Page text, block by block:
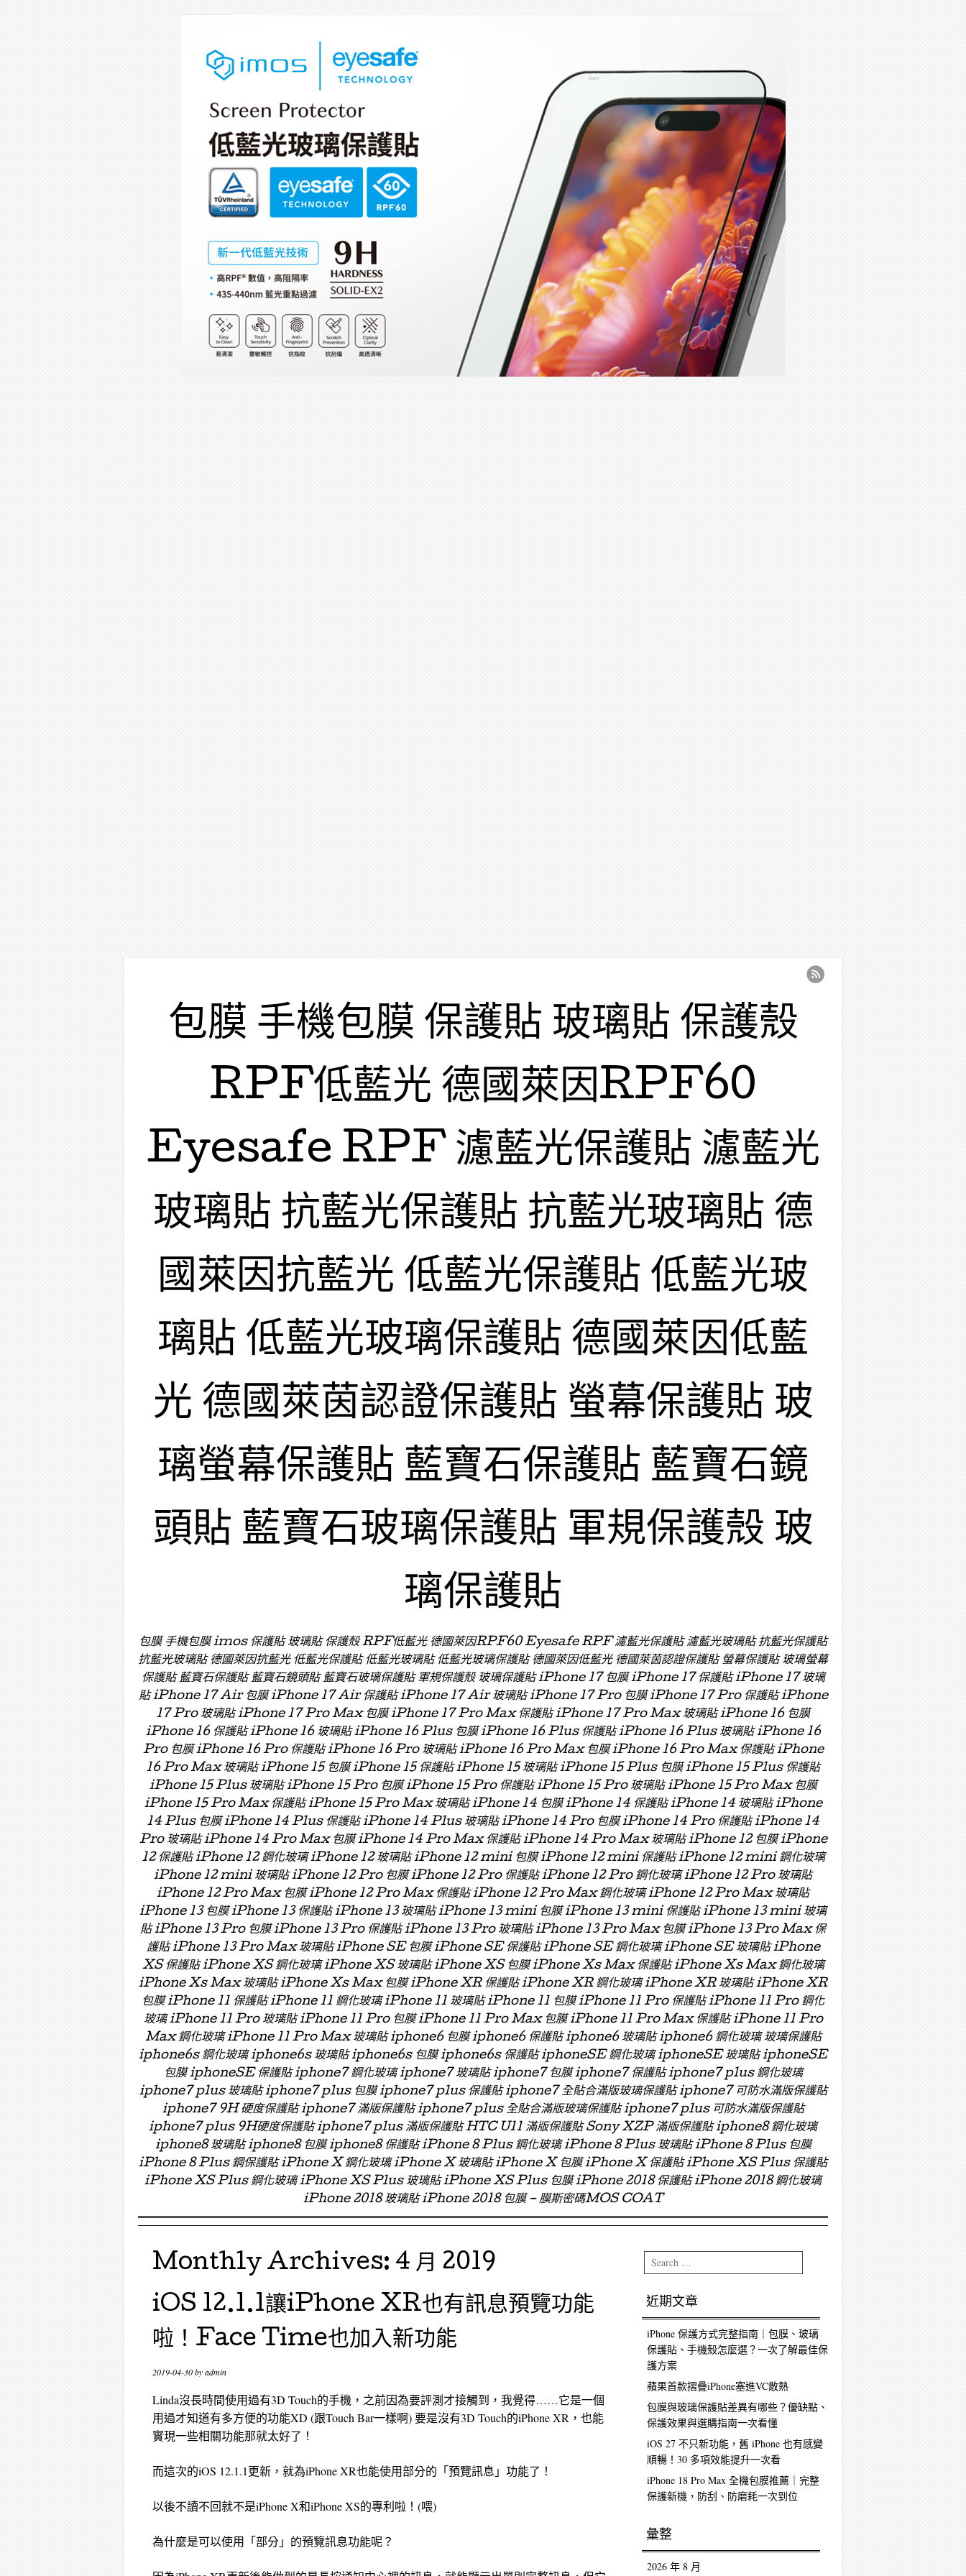
包膜 手機包膜 保護貼 玻璃貼 保護殼
RPF低藍光 德國萊因RPF60
Eyesafe RPF 濾藍光保護貼 濾藍光
玻璃貼 抗藍光保護貼 抗藍光玻璃貼 德
國萊因抗藍光 低藍光保護貼 低藍光玻
璃貼 低藍光玻璃保護貼 德國萊因低藍
光 德國萊茵認證保護貼 螢幕保護貼 玻
璃螢幕保護貼 藍寶石保護貼 藍寶石鏡
頭貼 藍寶石玻璃保護貼 軍規保護殼 玻
璃保護貼
包膜 手機包膜 imos 保護貼 玻璃貼 保護殼 RPF低藍光 德國萊因RPF60 Eyesafe RPF 濾藍光保護貼 濾藍光玻璃貼 抗藍光保護貼
抗藍光玻璃貼 德國萊因抗藍光 低藍光保護貼 低藍光玻璃貼 低藍光玻璃保護貼 德國萊因低藍光 德國萊茵認證保護貼 螢幕保護貼 玻璃螢幕
保護貼 藍寶石保護貼 藍寶石鏡頭貼 藍寶石玻璃保護貼 軍規保護殼 玻璃保護貼 iPhone 17 包膜 iPhone 17 保護貼 iPhone 17 玻璃
貼 iPhone 17 Air 包膜 iPhone 17 Air 保護貼 iPhone 17 Air 玻璃貼 iPhone 17 Pro 包膜 iPhone 17 Pro 保護貼 iPhone
17 Pro 玻璃貼 iPhone 17 Pro Max 包膜 iPhone 17 Pro Max 保護貼 iPhone 17 Pro Max 玻璃貼 iPhone 16 包膜
iPhone 16 保護貼 iPhone 16 玻璃貼 iPhone 16 Plus 包膜 iPhone 16 Plus 保護貼 iPhone 16 Plus 玻璃貼 iPhone 16
Pro 包膜 iPhone 16 Pro 保護貼 iPhone 16 Pro 玻璃貼 iPhone 16 Pro Max 包膜 iPhone 16 Pro Max 保護貼 iPhone
16 Pro Max 玻璃貼 iPhone 15 包膜 iPhone 15 保護貼 iPhone 15 玻璃貼 iPhone 15 Plus 包膜 iPhone 15 Plus 保護貼
iPhone 15 Plus 玻璃貼 iPhone 15 Pro 包膜 iPhone 15 Pro 保護貼 iPhone 15 Pro 玻璃貼 iPhone 15 Pro Max 包膜
iPhone 15 Pro Max 保護貼 iPhone 15 Pro Max 玻璃貼 iPhone 14 包膜 iPhone 14 保護貼 iPhone 14 玻璃貼 iPhone
14 Plus 包膜 iPhone 14 Plus 保護貼 iPhone 14 Plus 玻璃貼 iPhone 14 Pro 包膜 iPhone 14 Pro 保護貼 iPhone 14
Pro 玻璃貼 iPhone 14 Pro Max 包膜 iPhone 14 Pro Max 保護貼 iPhone 14 Pro Max 玻璃貼 iPhone 12 包膜 iPhone
12 保護貼 iPhone 12 鋼化玻璃 iPhone 12 玻璃貼 iPhone 12 mini 包膜 iPhone 12 mini 保護貼 iPhone 12 mini 鋼化玻璃
iPhone 12 mini 玻璃貼 iPhone 12 Pro 包膜 iPhone 12 Pro 保護貼 iPhone 12 Pro 鋼化玻璃 iPhone 12 Pro 玻璃貼
iPhone 12 Pro Max 包膜 iPhone 12 Pro Max 保護貼 iPhone 12 Pro Max 鋼化玻璃 iPhone 12 Pro Max 玻璃貼
iPhone 13 包膜 iPhone 13 保護貼 iPhone 13 玻璃貼 iPhone 13 mini 包膜 iPhone 13 mini 保護貼 iPhone 13 mini 玻璃
貼 iPhone 13 Pro 包膜 iPhone 13 Pro 保護貼 iPhone 13 Pro 玻璃貼 iPhone 13 Pro Max 包膜 iPhone 13 Pro Max 保
護貼 iPhone 13 Pro Max 玻璃貼 iPhone SE 包膜 iPhone SE 保護貼 iPhone SE 鋼化玻璃 iPhone SE 玻璃貼 iPhone
XS 保護貼 iPhone XS 鋼化玻璃 iPhone XS 玻璃貼 iPhone XS 包膜 iPhone Xs Max 保護貼 iPhone Xs Max 鋼化玻璃
iPhone Xs Max 玻璃貼 iPhone Xs Max 包膜 iPhone XR 保護貼 iPhone XR 鋼化玻璃 iPhone XR 玻璃貼 iPhone XR
包膜 iPhone 11 保護貼 iPhone 11 鋼化玻璃 iPhone 11 玻璃貼 iPhone 11 包膜 iPhone 11 Pro 保護貼 iPhone 11 Pro 鋼化
玻璃 iPhone 11 Pro 玻璃貼 iPhone 11 Pro 包膜 iPhone 11 Pro Max 包膜 iPhone 11 Pro Max 保護貼 iPhone 11 Pro
Max 鋼化玻璃 iPhone 11 Pro Max 玻璃貼 iphone6 包膜 iphone6 保護貼 iphone6 玻璃貼 iphone6 鋼化玻璃 玻璃保護貼
iphone6s 鋼化玻璃 iphone6s 玻璃貼 iphone6s 包膜 iphone6s 保護貼 iphoneSE 鋼化玻璃 iphoneSE 玻璃貼 iphoneSE
包膜 iphoneSE 保護貼 iphone7 鋼化玻璃 iphone7 玻璃貼 iphone7 包膜 iphone7 保護貼 iphone7 plus 鋼化玻璃
iphone7 plus 玻璃貼 iphone7 plus 包膜 iphone7 plus 保護貼 iphone7 全貼合滿版玻璃保護貼 iphone7 可防水滿版保護貼
iphone7 9H 硬度保護貼 iphone7 滿版保護貼 iphone7 plus 全貼合滿版玻璃保護貼 iphone7 plus 可防水滿版保護貼
iphone7 plus 9H硬度保護貼 iphone7 plus 滿版保護貼 HTC U11 滿版保護貼 Sony XZP 滿版保護貼 iphone8 鋼化玻璃
iphone8 玻璃貼 iphone8 包膜 iphone8 保護貼 iPhone 8 Plus 鋼化玻璃 iPhone 8 Plus 玻璃貼 iPhone 8 Plus 包膜
iPhone 8 Plus 鋼保護貼 iPhone X 鋼化玻璃 iPhone X 玻璃貼 iPhone X 包膜 iPhone X 保護貼 iPhone XS Plus 保護貼
iPhone XS Plus 鋼化玻璃 iPhone XS Plus 玻璃貼 iPhone XS Plus 包膜 iPhone 2018 保護貼 iPhone 2018 鋼化玻璃
iPhone 2018 玻璃貼 iPhone 2018 包膜 – 膜斯密碼MOS COAT
Monthly Archives: 4 月 2019
iOS 12.1.1讓iPhone XR也有訊息預覽功能
啦！Face Time也加入新功能
2019-04-30byadmin
Linda沒長時間使用過有3D Touch的手機，之前因為要評測才接觸到，我覺得……它是一個
用過才知道有多方便的功能XD (跟Touch Bar一樣啊) 要是沒有3D Touch的iPhone XR，也能
實現一些相關功能那就太好了！
而這次的iOS 12.1.1更新，就為iPhone XR也能使用部分的「預覽訊息」功能了！
以後不讀不回就不是iPhone X和iPhone XS的專利啦！(喂)
為什麼是可以使用「部分」的預覽訊息功能呢？
Search
近期文章
iPhone 保護方式完整指南｜包膜、玻璃
保護貼、手機殼怎麼選？一次了解最佳保
護方案
蘋果首款摺疊iPhone塞進VC散熱
包膜與玻璃保護貼差異有哪些？優缺點、
保護效果與選購指南一次看懂
iOS 27 不只新功能，舊 iPhone 也有感變
順暢！30 多項效能提升一次看
iPhone 18 Pro Max 全機包膜推薦｜完整
保護新機，防刮、防磨耗一次到位
彙整
2026 年 8 月